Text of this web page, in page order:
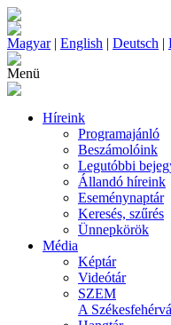
Magyar| English | Deutsch |
Menü
Híreink
Programajánló
Beszámolóink
Legutóbbi
Állandó híreink
Eseménynaptár
Keresés, szűrés
Ünnepkörök
Média
Képtár
Videótár
SZEM
A